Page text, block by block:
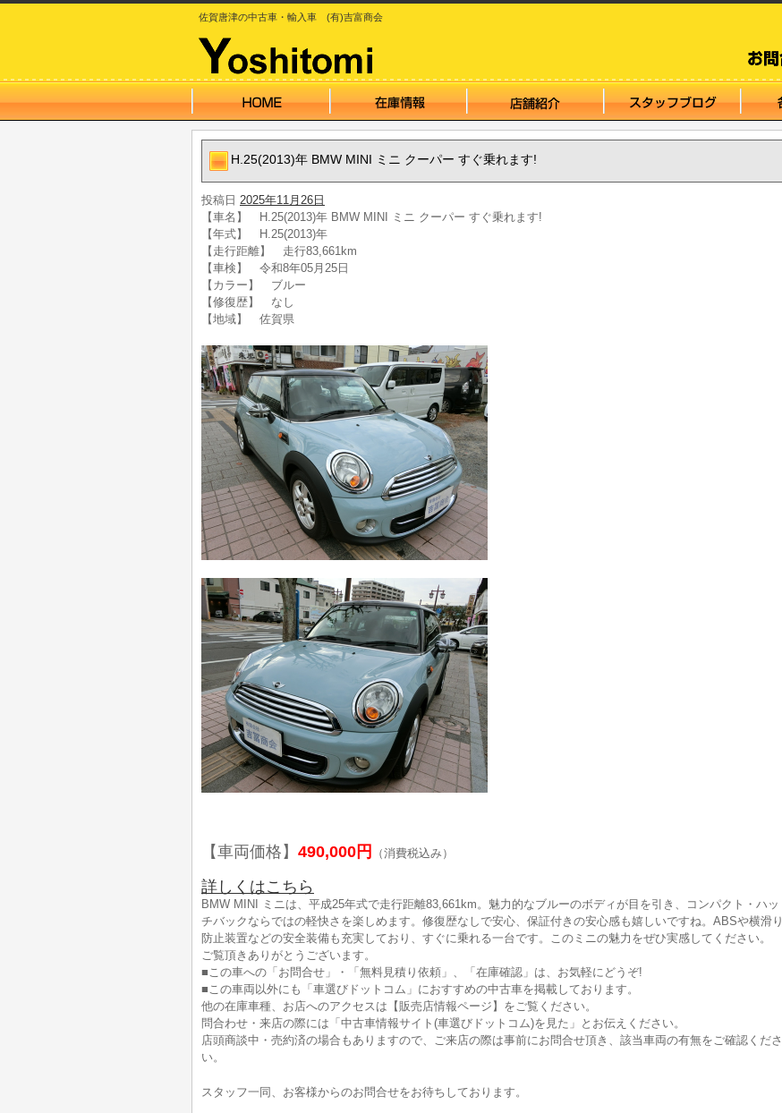
佐賀唐津の中古車・輸入車 (有)吉富商会
H.25(2013)年 BMW MINI ミニ クーパー すぐ乗れます!
投稿日 2025年11月26日
【車名】 H.25(2013)年 BMW MINI ミニ クーパー すぐ乗れます!
【年式】 H.25(2013)年
【走行距離】 走行83,661km
【車検】 令和8年05月25日
【カラー】 ブルー
【修復歴】 なし
【地域】 佐賀県
【車両価格】 490,000円 （消費税込み）
詳しくはこちら
BMW MINI ミニは、平成25年式で走行距離83,661km。魅力的なブルーのボディが目を引き、コンパクト・ハッ
チバックならではの軽快さを楽しめます。修復歴なしで安心、保証付きの安心感も嬉しいですね。ABSや横滑り
防止装置などの安全装備も充実しており、すぐに乗れる一台です。このミニの魅力をぜひ実感してください。
ご覧頂きありがとうございます。
■この車への「お問合せ」・「無料見積り依頼」、「在庫確認」は、お気軽にどうぞ!
■この車両以外にも「車選びドットコム」におすすめの中古車を掲載しております。
他の在庫車種、お店へのアクセスは【販売店情報ページ】をご覧ください。
問合わせ・来店の際には「中古車情報サイト(車選びドットコム)を見た」とお伝えください。
店頭商談中・売約済の場合もありますので、ご来店の際は事前にお問合せ頂き、該当車両の有無をご確認くださ
い。
スタッフ一同、お客様からのお問合せをお待ちしております。